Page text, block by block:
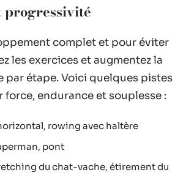
complet et pour éviter
les exercices et augmentez la
par étape. Voici quelques pistes
endurance et souplesse :
rowing avec haltère
pont
du chat-vache, étirement du